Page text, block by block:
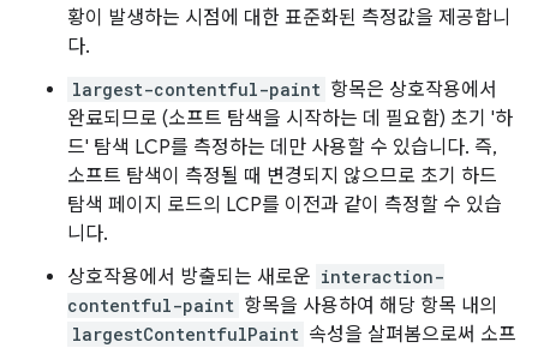
황이 발생하는 시점에 대한 표준화된 측정값을 제공합니
다.
largest-contentful-paint 항목은 상호작용에서
완료되므로 (소프트 탐색을 시작하는 데 필요함) 초기 '하
드' 탐색 LCP를 측정하는 데만 사용할 수 있습니다. 즉,
소프트 탐색이 측정될 때 변경되지 않으므로 초기 하드
탐색 페이지 로드의 LCP를 이전과 같이 측정할 수 있습
니다.
상호작용에서 방출되는 새로운 interaction-
contentful-paint 항목을 사용하여 해당 항목 내의
largestContentfulPaint 속성을 살펴봄으로써 소프